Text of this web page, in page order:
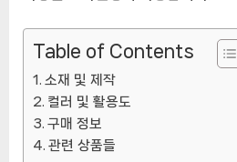
Table of Contents
소재 및 제작
컬러 및 활용도
구매 정보
관련 상품들